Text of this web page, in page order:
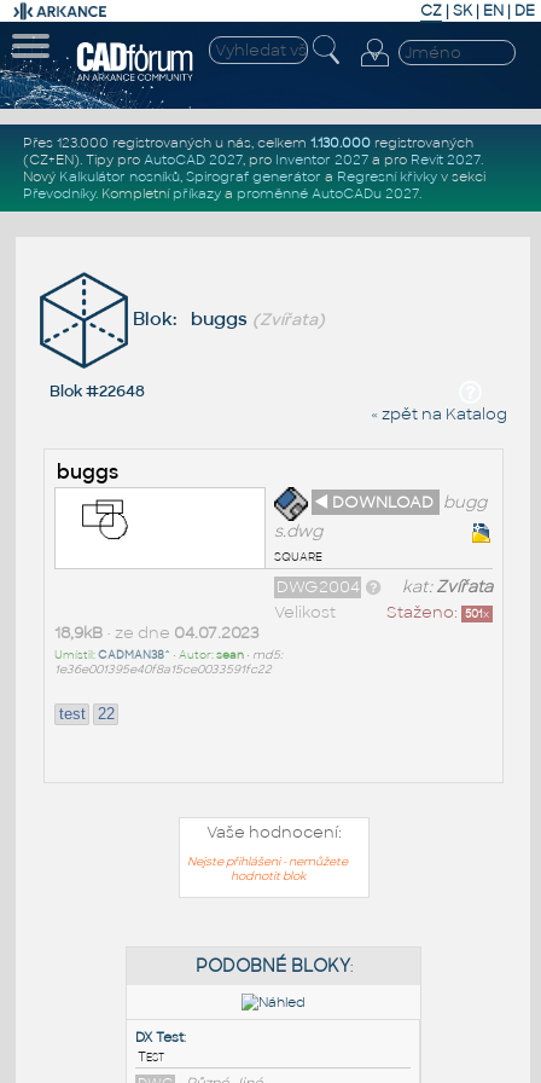
CZ | SK| EN | DE
Přes 123.000 registrovaných u nás, celkem 1.130.000registrovaných
(CZ+EN). Tipy pro AutoCAD 2027, pro Inventor 2027a pro Revit 2027.
Nový Kalkulátor nosníků, Spirograf generátor a Regresní křivkyv sekci
Převodníky. Kompletní příkazya proměnné AutoCADu 2027.
Blok: buggs (Zvířata)
Blok #22648
« zpět na Katalog
buggs
◄ DOWNLOAD bugg
s.dwg
square
kat:Zvířata
DWG2004
Staženo: 501x
Velikost
18,9kB• ze dne 04.07.2023
Umístil:CADMAN38^ • Autor:sean• md5:
1e36e001395e40f8a15ce0033591fc22
test 22
Vaše hodnocení:
Nejste přihlášeni - nemůžete
hodnotit blok